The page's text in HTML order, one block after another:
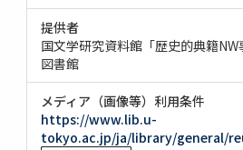
提供者
国文学研究資料館「歴史的典籍NW
図書館
メディア（画像等）利用条件
https://www.lib.u-
tokyo.ac.jp/ja/library/general/